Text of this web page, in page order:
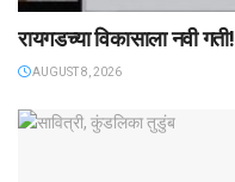
रायगडच्या विकासाला नवी गती!
AUGUST 8, 2026